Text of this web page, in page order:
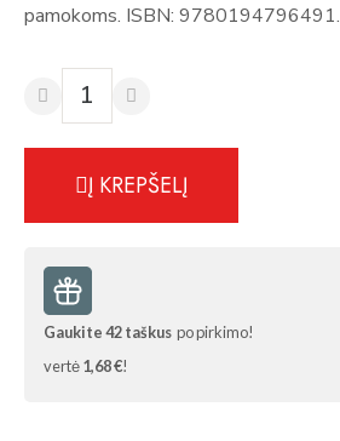
pamokoms. ISBN: 9780194796491.
Į KREPŠELĮ
Gaukite42taškus po pirkimo!
vertė1,68 €!